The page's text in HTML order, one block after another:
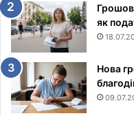
як
Нова